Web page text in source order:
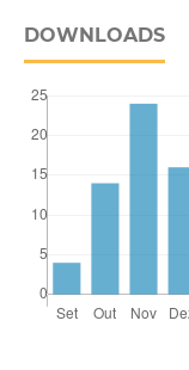
DOWNLOADS